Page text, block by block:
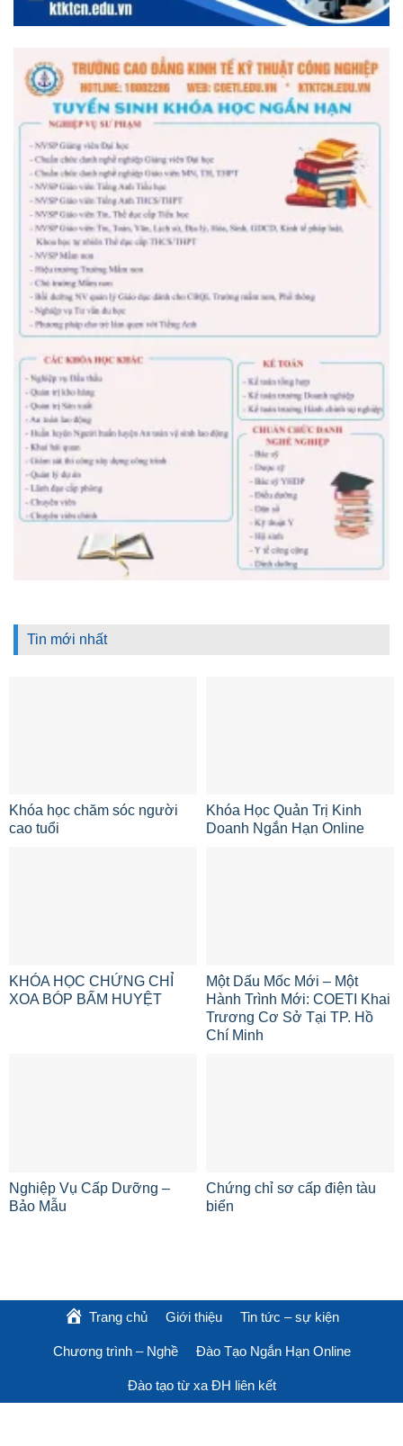
Tin mới nhất
Khóa học chăm sóc người
cao tuổi
Khóa Học Quản Trị Kinh
Doanh Ngắn Hạn Online
KHÓA HỌC CHỨNG CHỈ
XOA BÓP BẤM HUYỆT
Một Dấu Mốc Mới – Một
Hành Trình Mới: COETI Khai
Trương Cơ Sở Tại TP. Hồ
Chí Minh
Nghiệp Vụ Cấp Dưỡng –
Bảo Mẫu
Chứng chỉ sơ cấp điện tàu
biển
Trang chủ Giới thiệu Tin tức – sự kiện
Chương trình – Nghề Đào Tạo Ngắn Hạn Online
Đào tạo từ xa ĐH liên kết